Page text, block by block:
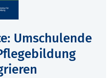
Umschulende